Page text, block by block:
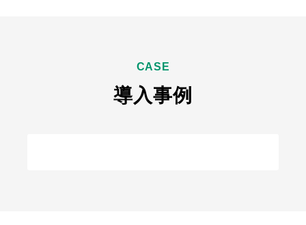
CASE
導入事例